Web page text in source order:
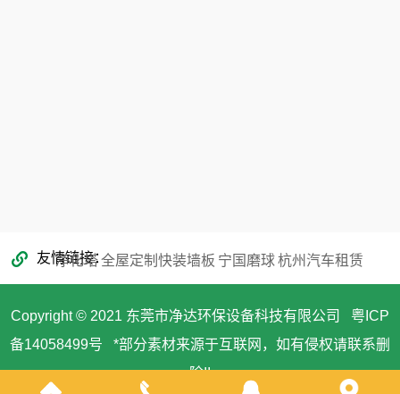
友情链接
净化塔全屋定制快装墙板 宁国磨球杭州汽车租赁
Copyright © 2021 东莞市净达环保设备科技有限公司 粤ICP
备14058499号 *部分素材来源于互联网，如有侵权请联系删
除!!